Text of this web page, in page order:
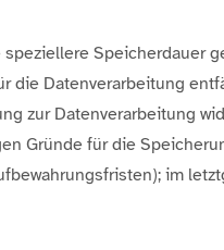
Speicherdauer
die Datenverarbeitung
zur Datenverarbeitung
Gründe für die
im